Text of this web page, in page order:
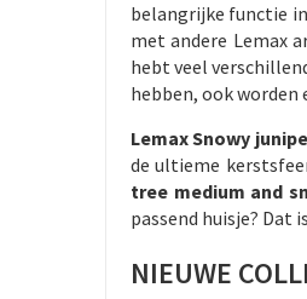
belangrijke functie
met andere Lemax
hebt veel
hebben, ook worden
Lemax Snowy
de ultieme
tree medium and
passend huisje? Dat
NIEUWE